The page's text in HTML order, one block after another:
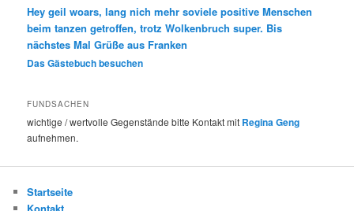
Hey geil woars, lang nich mehr soviele positive Menschen
beim tanzen getroffen, trotz Wolkenbruch super. Bis
nächstes Mal Grüße aus Franken
Das Gästebuch besuchen
FUNDSACHEN
wichtige / wertvolle Gegenstände bitte Kontakt mit Regina Geng
aufnehmen.
Startseite